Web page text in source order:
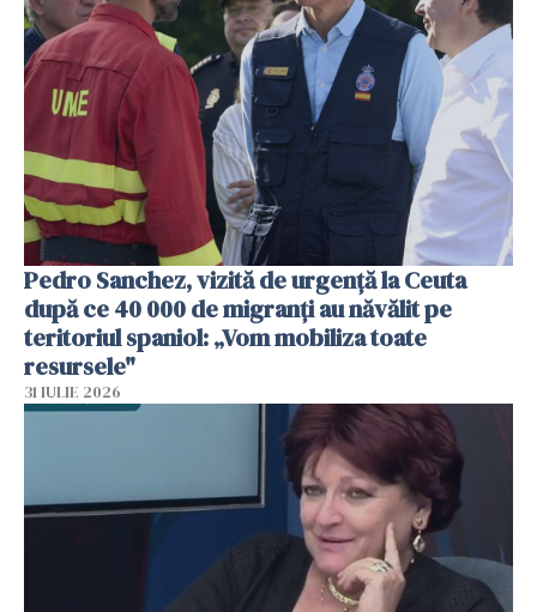
Pedro Sanchez, vizită de urgență la Ceuta
după ce 40 000 de migranți au năvălit pe
teritoriul spaniol: „Vom mobiliza toate
resursele"
31 IULIE 2026